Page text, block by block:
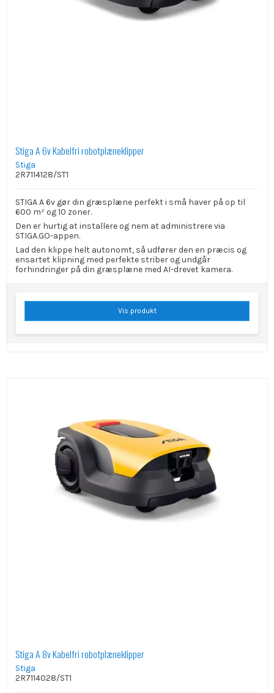
Stiga A 6v Kabelfri robotplæneklipper
Stiga
2R7114128/ST1
STIGA A 6v gør din græsplæne perfekt i små haver på op til
600 m² og 10 zoner.
Den er hurtig at installere og nem at administrere via
STIGA.GO-appen.
Lad den klippe helt autonomt, så udfører den en præcis og
ensartet klipning med perfekte striber og undgår
forhindringer på din græsplæne med AI-drevet kamera.
Vis produkt
Stiga A 8v Kabelfri robotplæneklipper
Stiga
2R7114028/ST1